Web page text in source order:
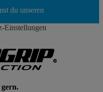
du unseren
Einstellungen